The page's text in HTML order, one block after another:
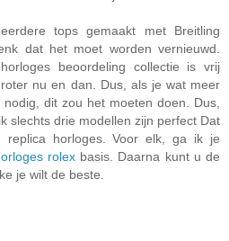
tops gemaakt met Breitling
dat het moet worden vernieuwd.
beoordeling collectie is vrij
nu en dan. Dus, als je wat meer
dit zou het moeten doen. Dus,
slechts drie modellen zijn perfect Dat
replica horloges. Voor elk, ga ik je
rolexbasis. Daarna kunt u de
je wilt de beste.